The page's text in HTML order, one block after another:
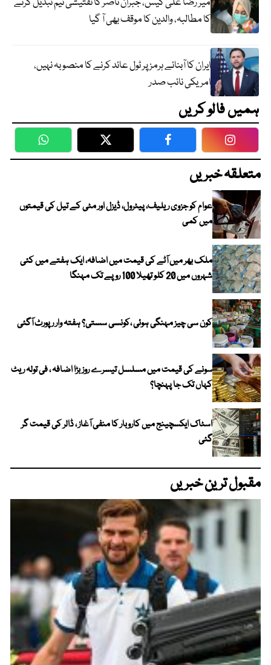
کا مطالبہ، والدین کا موقف بھی آ گیا
ایران کا آبنائے ہرمز پر ٹول عائد کرنے کا منصوبہ نہیں،
امریکی نائب صدر
ہمیں فالو کریں
WhatsApp Twitter Facebook
متعلقہ خبریں
عوام کو جزوی ریلیف، پیٹرول، ڈیزل اور مٹی کے تیل کی قیمتوں
میں کمی
ملک بھر میں آٹے کی قیمت میں اضافہ، ایک ہفتے میں کئی
شہروں میں 20 کلو تھیلا 100 روپے تک مہنگا
کون سی چیز مہنگی ہوئی ،کونسی سستی؟ ہفتہ وار رپورٹ آگئی
سونے کی قیمت میں مسلسل تیسرے روز بڑا اضافہ ، فی تولہ ریٹ
کہاں تک جا پہنچا؟
اسٹاک ایکسچینج میں کاروبار کا منفی آغاز ، ڈالر کی قیمت گر
گئی
مقبول ترین خبریں